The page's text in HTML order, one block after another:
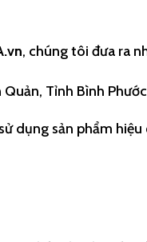
, chúng tôi đưa ra
Quản, Tỉnh Bình
dụng sản phẩm hiệu